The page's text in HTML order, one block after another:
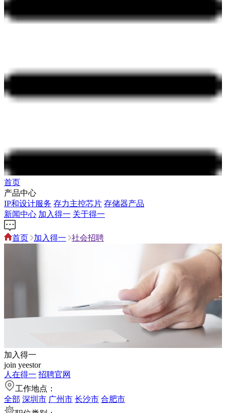
首页
产品中心
IP和设计服务 存力主控芯片 存储器产品
新闻中心 加入得一 关于得一
首页 加入得一 社会招聘
加入得一
join yeestor
人在得一 招聘官网
工作地点：
全部 深圳市 广州市 长沙市 合肥市